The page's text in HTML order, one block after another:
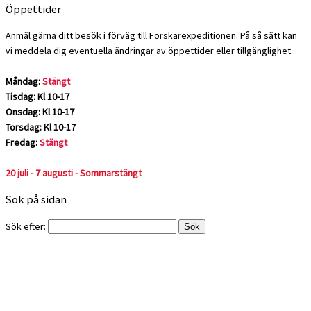
Öppettider
Anmäl gärna ditt besök i förväg tillForskarexpeditionen. På så sätt kan
vi meddela dig eventuella ändringar av öppettider eller tillgänglighet.
Måndag:Stängt
Tisdag: Kl 10-17
Onsdag: Kl 10-17
Torsdag: Kl 10-17
Fredag:Stängt
20 juli - 7 augusti - Sommarstängt
Sök på sidan
Sök efter: